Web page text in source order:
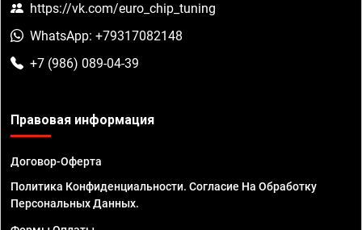
https://vk.com/euro_chip_tuning
WhatsApp: +79317082148
+7 (986) 089-04-39
Правовая информация
Договор-Оферта
Политика Конфиденциальности. Согласие На Обработку
Персональных Данных.